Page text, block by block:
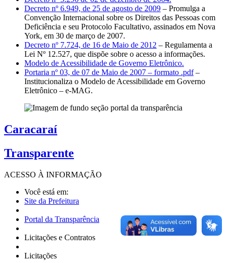
Decreto nº 6.949, de 25 de agosto de 2009 – Promulga a
Convenção Internacional sobre os Direitos das Pessoas com
Deficiência e seu Protocolo Facultativo, assinados em Nova
York, em 30 de março de 2007.
Decreto nº 7.724, de 16 de Maio de 2012 – Regulamenta a
Lei Nº 12.527, que dispõe sobre o acesso a informações.
Modelo de Acessibilidade de Governo Eletrônico.
Portaria nº 03, de 07 de Maio de 2007 – formato .pdf–
Institucionaliza o Modelo de Acessibilidade em Governo
Eletrônico – e-MAG.
Caracaraí
Transparente
ACESSO À INFORMAÇÃO
Você está em:
Site da Prefeitura
Portal da Transparência
Licitações e Contratos
Licitações